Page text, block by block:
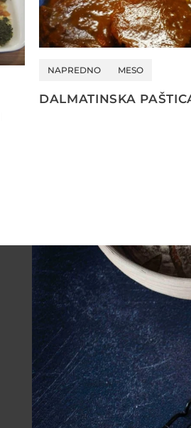
NAPREDNO MESO
DALMATINSKA